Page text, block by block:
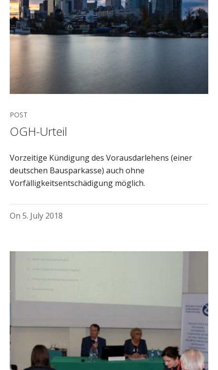
POST
OGH-Urteil
Vorzeitige Kündigung des Vorausdarlehens (einer
deutschen Bausparkasse) auch ohne
Vorfälligkeitsentschädigung möglich.
On 5. July 2018